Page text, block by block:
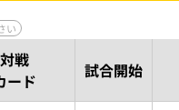
対戦
ード
試合開始